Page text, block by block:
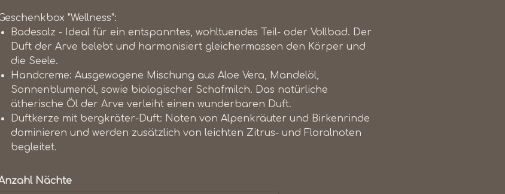
"Wellness":
Badesalz - Ideal für ein entspanntes, wohltuendes Teil- oder Vollbad. Der
Duft der Arve belebt und harmonisiert gleichermassen den Körper und
die Seele.
Handcreme: Ausgewogene Mischung aus Aloe Vera, Mandelöl,
Sonnenblumenöl, sowie biologischer Schafmilch. Das natürliche
ätherische Öl der Arve verleiht einen wunderbaren Duft.
Duftkerze mit bergkräter-Duft: Noten von Alpenkräuter und Birkenrinde
dominieren und werden zusätzlich von leichten Zitrus- und Floralnoten
begleitet.
Nächte